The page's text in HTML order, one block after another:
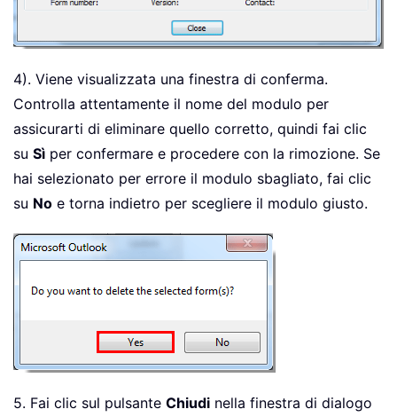
4). Viene visualizzata una finestra di conferma.
Controlla attentamente il nome del modulo per
assicurarti di eliminare quello corretto, quindi fai clic
su Sì per confermare e procedere con la rimozione. Se
hai selezionato per errore il modulo sbagliato, fai clic
su No e torna indietro per scegliere il modulo giusto.
5. Fai clic sul pulsante Chiudi nella finestra di dialogo